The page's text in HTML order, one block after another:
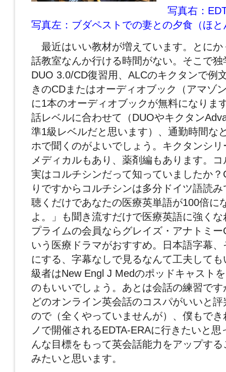
写真右：
写真左：ブダペストでの妻との夕食（ほ
最近はいい教材が増えています。とにか
話教室なんか行ける時間がない。そこで
DUO 3.0/CD復習用、ALCのキクタンで例
きのCDまたはオーディオブック（アマゾ
に1本のオーディオブックが無料になりま
話レベルに合わせて（DUOやキクタン
準1級レベルだと思います）、通勤時間な
ホで聞くのがよいでしょう。キクタンシ
メディカルもあり、薬剤編もあります。
実はコルチシンだって知っていましたか？
りですからコルチシンは多分ドイツ語読
聴くだけであなたの医療英単語が100倍に
よ。」も聞き流すだけで医療英語に強く
プライムの会員ならグレイズ・アナトミー
いう医療ドラマがおすすめ。日本語字幕
にする、字幕なしで見るなんて工夫して
級者はNew Engl J Medのポッドキャスト
のもいいでしょう。あとは会話の練習で
どのオンライン英会話のコスパがいいと
ので（全くやっていませんが）、僕もで
ノで開催されるEDTA-ERAに行きたいと
んな目標をもって英会話能力をアップす
みたいと思います。